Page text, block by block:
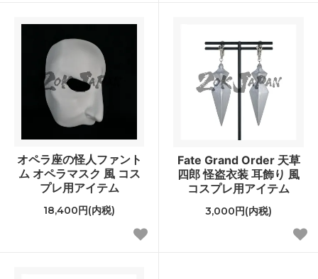
オペラ座の怪人ファント
ム オペラマスク 風 コス
プレ用アイテム
18,400円(内税)
Fate Grand Order 天草
四郎 怪盗衣装 耳飾り 風
コスプレ用アイテム
3,000円(内税)